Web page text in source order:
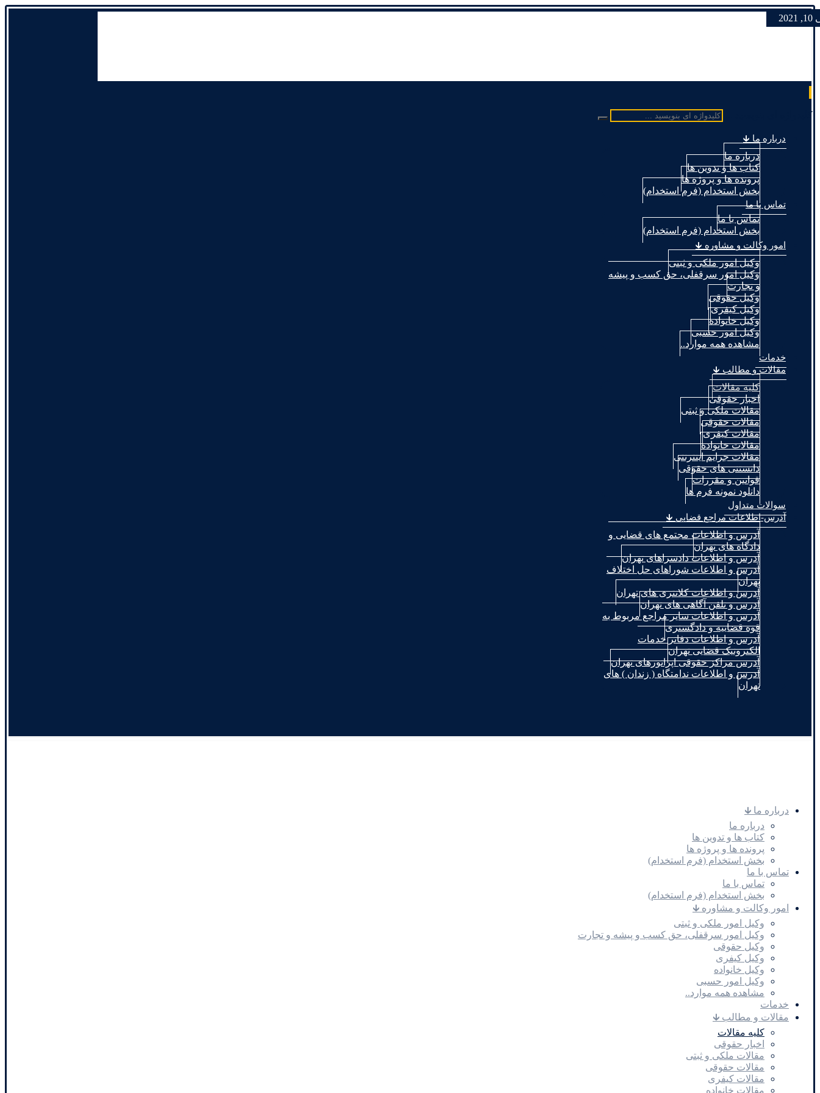
کلیدواژه ای بنویسید ...
درباره ما 🡳
درباره ما
کتاب ها و تدوین ها
پرونده ها و پروژه ها
بخش استخدام (فرم استخدام)
تماس با ما
تماس با ما
بخش استخدام (فرم استخدام)
امور وکالت و مشاوره 🡳
وکیل امور ملکی و ثبتی
وکیل امور سرقفلی، حق کسب و پیشه
و تجارت
وکیل حقوقی
وکیل کیفری
وکیل خانواده
وکیل امور حسبی
مشاهده همه موارد..
خدمات
مقالات و مطالب 🡳
کلیه مقالات
اخبار حقوقی
مقالات ملکی و ثبتی
مقالات حقوقی
مقالات کیفری
مقالات خانواده
مقالات جرایم اینترنتی
دانستنی های حقوقی
قوانین و مقررات
دانلود نمونه فرم ها
سوالات متداول
آدرس-اطلاعات مراجع قضایی 🡳
آدرس و اطلاعات مجتمع های قضایی و
دادگاه های تهران
آدرس و اطلاعات دادسراهای تهران
آدرس و اطلاعات شوراهای حل اختلاف
تهران
آدرس و اطلاعات کلانتری های تهران
آدرس و تلفن آگاهی های تهران
آدرس و اطلاعات سایر مراجع مربوط به
قوه قضاییه و دادگستری
آدرس و اطلاعات دفاتر خدمات
الکترونیک قضایی تهران
آدرس مراکز حقوقی اپراتورهای تهران
آدرس و اطلاعات ندامتگاه ( زندان ) های
تهران
درباره ما 🡳
درباره ما
کتاب ها و تدوین ها
پرونده ها و پروژه ها
بخش استخدام (فرم استخدام)
تماس با ما
تماس با ما
بخش استخدام (فرم استخدام)
امور وکالت و مشاوره 🡳
وکیل امور ملکی و ثبتی
وکیل امور سرقفلی، حق کسب و پیشه و تجارت
وکیل حقوقی
وکیل کیفری
وکیل خانواده
وکیل امور حسبی
مشاهده همه موارد..
خدمات
مقالات و مطالب 🡳
کلیه مقالات
اخبار حقوقی
مقالات ملکی و ثبتی
مقالات حقوقی
مقالات کیفری
مقالات خانواده